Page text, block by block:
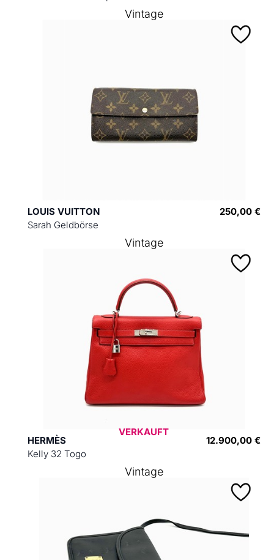
LOUIS VUITTON
Sarah Geldbörse
250,00 €
Vintage
HERMÈS
Kelly 32 Togo
12.900,00 €
VERKAUFT
Vintage
Vintage